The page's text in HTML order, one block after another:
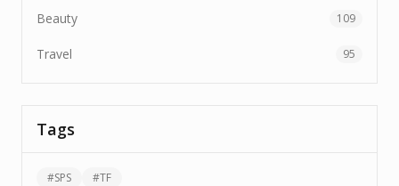
Beauty 109
Travel 95
Tags
#SPS #TF